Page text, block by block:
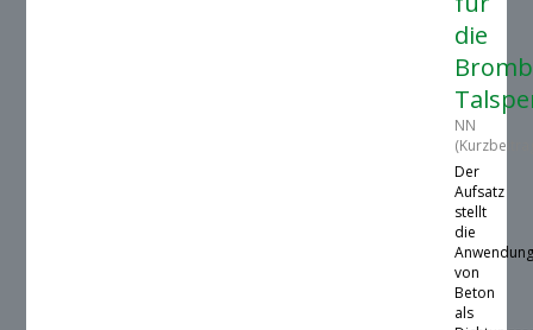
die
NN
Der
Aufsatz
stellt
die
von
Beton
als